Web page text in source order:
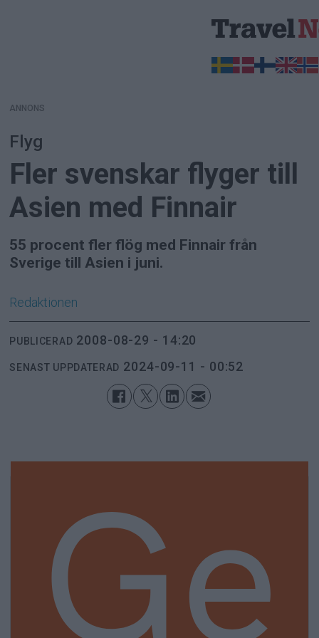
ANNONS
Flyg
Fler svenskar flyger till
Asien med Finnair
55 procent fler flög med Finnair från
Sverige till Asien i juni.
Redaktionen
PUBLICERAD 2008-08-29 - 14:20
SENAST UPPDATERAD 2024-09-11 - 00:52
Ge